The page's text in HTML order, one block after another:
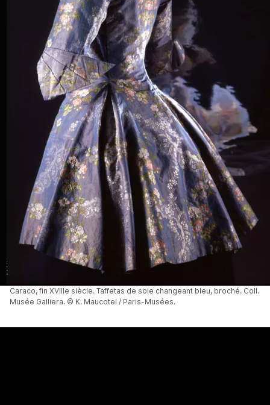
Caraco, fin XVIIIe siècle. Taffetas de soie changeant bleu, broché. Coll.
Musée Galliera. © K. Maucotel / Paris-Musées.